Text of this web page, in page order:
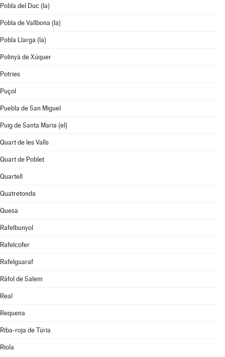
Pobla del Duc (la)
Pobla de Vallbona (la)
Pobla Llarga (la)
Polinyà de Xúquer
Potries
Puçol
Puebla de San Miguel
Puig de Santa Maria (el)
Quart de les Valls
Quart de Poblet
Quartell
Quatretonda
Quesa
Rafelbunyol
Rafelcofer
Rafelguaraf
Ráfol de Salem
Real
Requena
Riba-roja de Túria
Riola